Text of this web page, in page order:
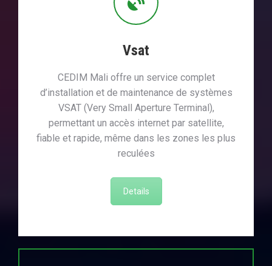
Vsat
CEDIM Mali offre un service complet
d’installation et de maintenance de systèmes
VSAT (Very Small Aperture Terminal),
permettant un accès internet par satellite,
fiable et rapide, même dans les zones les plus
reculées
Details